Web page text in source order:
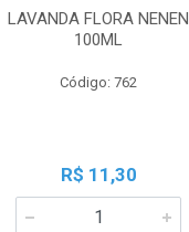
LAVANDA FLORA NENEN
100ML
Código: 762
R$ 11,30